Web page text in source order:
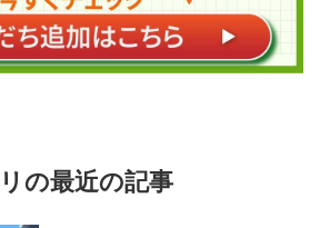
の最近の記事